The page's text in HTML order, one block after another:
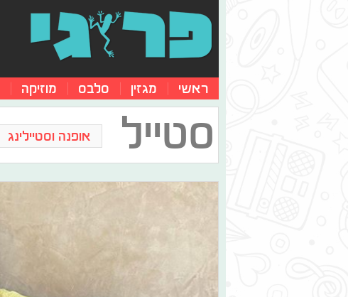
ראשי מגזין סלבס מוזיקה
סטייל אופנה וסטיילינג